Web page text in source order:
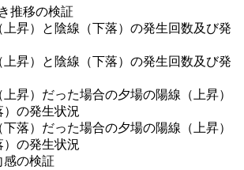
推移の検証
上昇）と陰線（下落）の発生回数及び発
上昇）と陰線（下落）の発生回数及び発
上昇）だった場合の夕場の陽線（上昇）
）の発生状況
下落）だった場合の夕場の陽線（上昇）
）の発生状況
感の検証